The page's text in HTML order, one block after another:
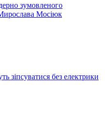
зумовленого
Мосіюк
зіпсуватися без електрики